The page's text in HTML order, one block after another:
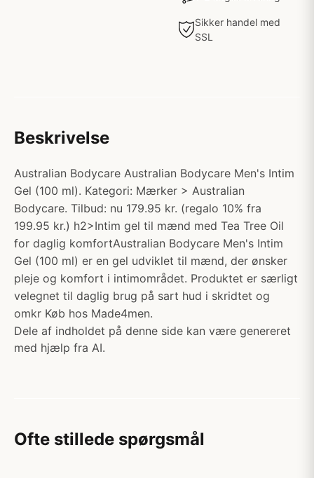
Sikker handel med
SSL
Beskrivelse
Australian Bodycare Australian Bodycare Men's Intim
Gel (100 ml). Kategori: Mærker > Australian
Bodycare. Tilbud: nu 179.95 kr. (regalo 10% fra
199.95 kr.) h2>Intim gel til mænd med Tea Tree Oil
for daglig komfortAustralian Bodycare Men's Intim
Gel (100 ml) er en gel udviklet til mænd, der ønsker
pleje og komfort i intimområdet. Produktet er særligt
velegnet til daglig brug på sart hud i skridtet og
omkr Køb hos Made4men.
Dele af indholdet på denne side kan være genereret
med hjælp fra AI.
Ofte stillede spørgsmål